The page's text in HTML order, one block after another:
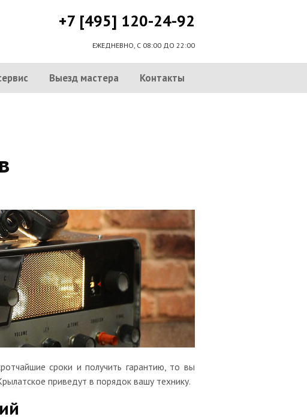
+7 [495] 120-24-92
ЕЖЕДНЕВНО, С 08:00 ДО 22:00
Выезд мастера Контакты
сроки и получить гарантию, то вы
приведут в порядок вашу технику.